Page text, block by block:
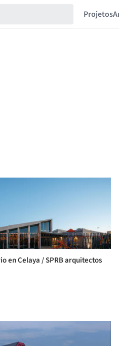
Projetos
en Celaya / SPRB arquitectos